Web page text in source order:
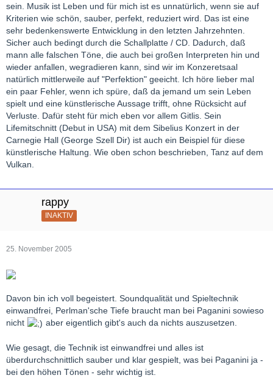
sein. Musik ist Leben und für mich ist es unnatürlich, wenn sie auf
Kriterien wie schön, sauber, perfekt, reduziert wird. Das ist eine
sehr bedenkenswerte Entwicklung in den letzten Jahrzehnten.
Sicher auch bedingt durch die Schallplatte / CD. Dadurch, daß
mann alle falschen Töne, die auch bei großen Interpreten hin und
wieder anfallen, wegradieren kann, sind wir im Konzeretsaal
natürlich mittlerweile auf "Perfektion" geeicht. Ich höre lieber mal
ein paar Fehler, wenn ich spüre, daß da jemand um sein Leben
spielt und eine künstlerische Aussage trifft, ohne Rücksicht auf
Verluste. Dafür steht für mich eben vor allem Gitlis. Sein
Lifemitschnitt (Debut in USA) mit dem Sibelius Konzert in der
Carnegie Hall (George Szell Dir) ist auch ein Beispiel für diese
künstlerische Haltung. Wie oben schon beschrieben, Tanz auf dem
Vulkan.
rappy
INAKTIV
25. November 2005
Davon bin ich voll begeistert. Soundqualität und Spieltechnik
einwandfrei, Perlman'sche Tiefe braucht man bei Paganini sowieso
nicht
aber eigentlich gibt's auch da nichts auszusetzen.
Wie gesagt, die Technik ist einwandfrei und alles ist
überdurchschnittlich sauber und klar gespielt, was bei Paganini ja -
bei den höhen Tönen - sehr wichtig ist.